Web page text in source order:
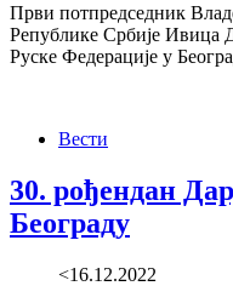
Први потпредседник
Републике Србије Ивица
Руске Федерације у
Вести
30. рођендан
Београду
<16.12.2022